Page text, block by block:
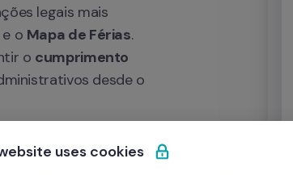
legais mais
e o Mapa de Férias.
o cumprimento
desde o
uses cookies